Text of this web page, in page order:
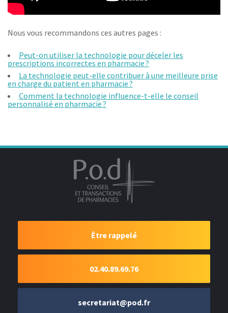
Nous vous recommandons ces autres pages :
Peut-on utiliser la technologie pour déceler les
prescriptions incorrectes en pharmacie ?
La technologie peut-elle contribuer à une meilleure prise
en charge du patient en pharmacie ?
Comment la technologie influence-t-elle le conseil
personnalisé en pharmacie ?
Être rappelé
02.40.89.69.76
secretariat@pod.fr